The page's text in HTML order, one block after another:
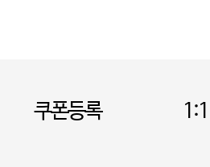
쿠폰등록